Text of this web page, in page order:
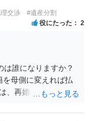
交渉 #遺産分割
役にたった 2
は誰になりますか？
を母側に変えれば払
、再婚相手とご相談
、お父様が亡くなっ